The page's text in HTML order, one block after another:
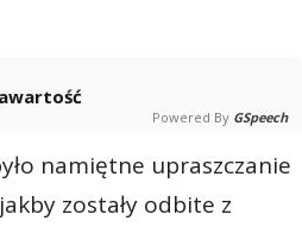
Powered By GSpeech
namiętne upraszczanie
zostały odbite z